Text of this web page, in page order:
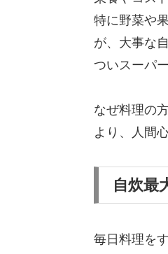
特に野菜や
が、大事な
ついスーパ
なぜ料理の
より、人間
自炊最
毎日料理を